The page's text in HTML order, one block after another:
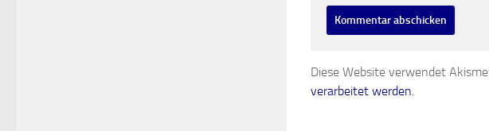
Diese Website verwendet
verarbeitet werden.